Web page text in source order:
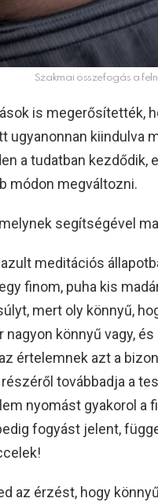
Szakmai összefogás a
is megerősítették,
ugyanonnan kiindulva
a tudatban kezdődik,
módon megváltozni.
segítségével
meditációs
finom, puha kis
mert oly könnyű,
nagyon könnyű vagy,
értelemnek azt a
továbbadja a
nyomást gyakorol a
fogyást jelent,
az érzést, hogy